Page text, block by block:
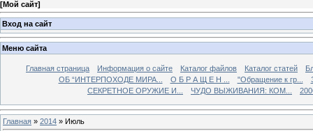
[Мой сайт]
Вход на сайт
Меню сайта
Главная страница Информация о сайте Каталог файлов Каталог статей
ОБ “ИНТЕРПОХОДЕ МИРА...
О Б Р А Щ Е Н ... "Обращение к гр...
СЕКРЕТНОЕ ОРУЖИЕ И...
ЧУДО ВЫЖИВАНИЯ: КОМ...
Главная » 2014 » Июль